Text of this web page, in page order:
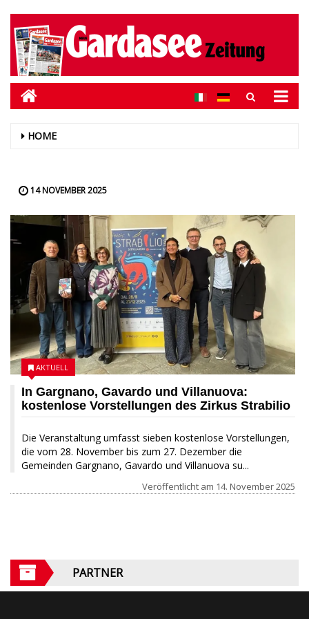
HOME
14 NOVEMBER 2025
In Gargnano, Gavardo und Villanuova:
kostenlose Vorstellungen des Zirkus Strabilio
Die Veranstaltung umfasst sieben kostenlose Vorstellungen,
die vom 28. November bis zum 27. Dezember die
Gemeinden Gargnano, Gavardo und Villanuova su...
AKTUELL
Veröffentlicht am 14. November 2025
PARTNER